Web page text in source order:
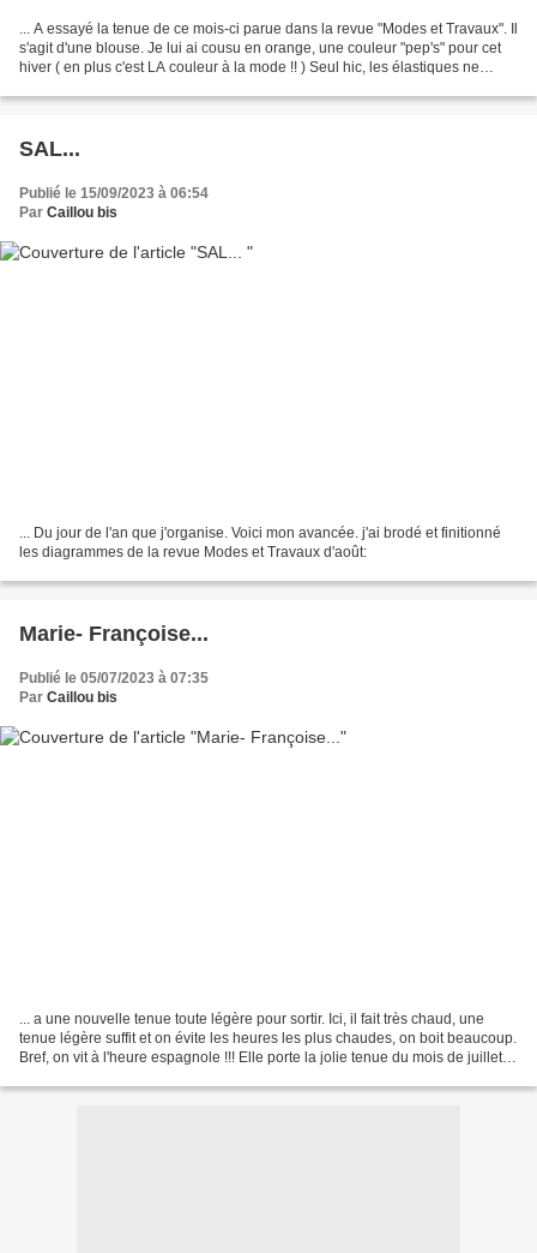
... A essayé la tenue de ce mois-ci parue dans la revue "Modes et Travaux". Il
s'agit d'une blouse. Je lui ai cousu en orange, une couleur "pep's" pour cet
hiver ( en plus c'est LA couleur à la mode !! ) Seul hic, les élastiques ne
SAL...
Publié le 15/09/2023 à 06:54
Par Caillou bis
... Du jour de l'an que j'organise. Voici mon avancée. j'ai brodé et finitionné
les diagrammes de la revue Modes et Travaux d'août:
Marie- Françoise...
Publié le 05/07/2023 à 07:35
Par Caillou bis
... a une nouvelle tenue toute légère pour sortir. Ici, il fait très chaud, une
tenue légère suffit et on évite les heures les plus chaudes, on boit beaucoup.
Bref, on vit à l'heure espagnole !!! Elle porte la jolie tenue du mois de juillet